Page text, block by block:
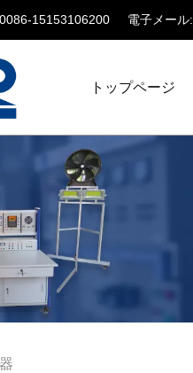
15153106200 電子メール:
トップページ